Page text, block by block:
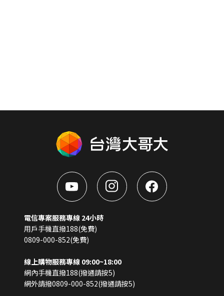
電信專案服務專線 24小時
用戶手機直撥188(免費)
0809-000-852(免費)
線上購物服務專線 09:00~18:00
網內手機直撥188(撥通請按5)
網外請撥0809-000-852(撥通請按5)